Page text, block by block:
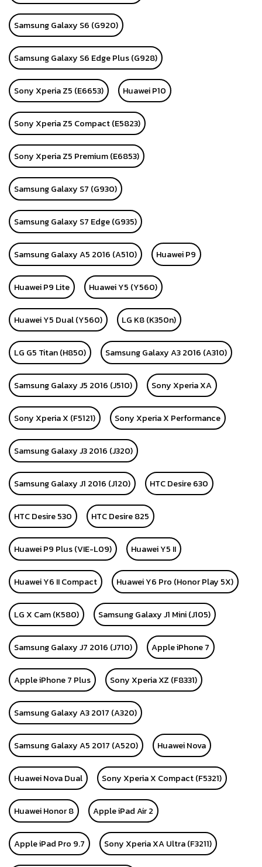
Samsung Galaxy S6 (G920)
Samsung Galaxy S6 Edge Plus (G928)
Sony Xperia Z5 (E6653) Huawei P10
Sony Xperia Z5 Compact (E5823)
Sony Xperia Z5 Premium (E6853)
Samsung Galaxy S7 (G930)
Samsung Galaxy S7 Edge (G935)
Samsung Galaxy A5 2016 (A510) Huawei P9
Huawei P9 Lite Huawei Y5 (Y560)
Huawei Y5 Dual (Y560) LG K8 (K350n)
LG G5 Titan (H850) Samsung Galaxy A3 2016 (A310)
Samsung Galaxy J5 2016 (J510) Sony Xperia XA
Sony Xperia X (F5121) Sony Xperia X Performance
Samsung Galaxy J3 2016 (J320)
Samsung Galaxy J1 2016 (J120) HTC Desire 630
HTC Desire 530 HTC Desire 825
Huawei P9 Plus (VIE-L09) Huawei Y5 II
Huawei Y6 II Compact Huawei Y6 Pro (Honor Play 5X)
LG X Cam (K580) Samsung Galaxy J1 Mini (J105)
Samsung Galaxy J7 2016 (J710) Apple iPhone 7
Apple iPhone 7 Plus Sony Xperia XZ (F8331)
Samsung Galaxy A3 2017 (A320)
Samsung Galaxy A5 2017 (A520) Huawei Nova
Huawei Nova Dual Sony Xperia X Compact (F5321)
Huawei Honor 8 Apple iPad Air 2
Apple iPad Pro 9.7 Sony Xperia XA Ultra (F3211)